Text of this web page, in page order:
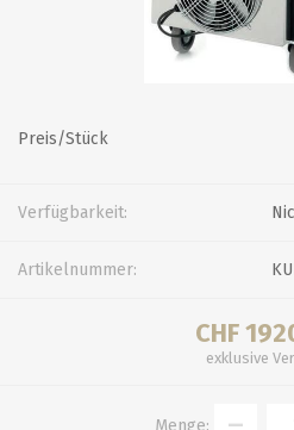
Preis/Stück
Verfügbarkeit:
Artikelnummer:
CHF
exklusive
Menge: